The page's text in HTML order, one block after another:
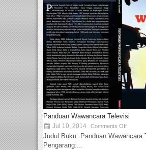
Panduan Wawancara Televisi
Jul 10, 2014 Comments Off
Judul Buku: Panduan Wawancara
Pengarang:...